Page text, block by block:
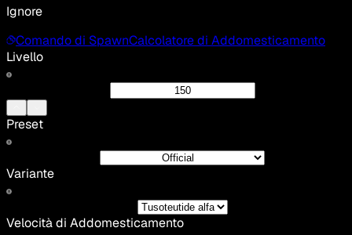
Ignore
Comando di SpawnCalcolatore di Addomesticamento
Livello
Preset
Variante
Velocità di Addomesticamento